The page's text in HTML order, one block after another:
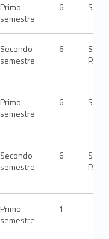
Primo
semestre
6 SPS/
Secondo
semestre
6
SECS-
P/02
Primo
semestre
6 SPS/
Secondo
semestre
6
SECS-
P/12
Primo
semestre
1